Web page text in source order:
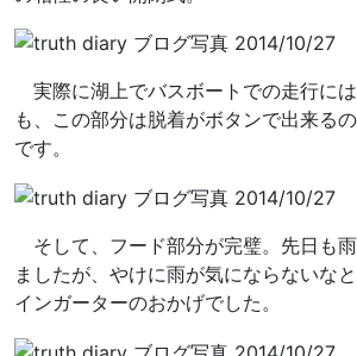
実際に湖上でバスボートでの走行に
も、この部分は脱着がボタンで出来る
です。
そして、フード部分が完璧。先日も
ましたが、やけに雨が気にならないな
インガーターのおかげでした。